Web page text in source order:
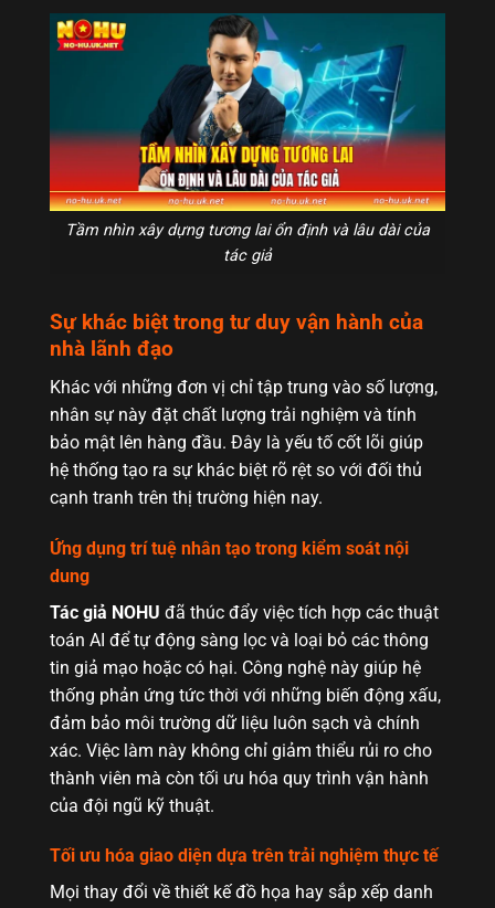
Tầm nhìn xây dựng tương lai ổn định và lâu dài của
tác giả
Sự khác biệt trong tư duy vận hành của
nhà lãnh đạo
Khác với những đơn vị chỉ tập trung vào số lượng,
nhân sự này đặt chất lượng trải nghiệm và tính
bảo mật lên hàng đầu. Đây là yếu tố cốt lõi giúp
hệ thống tạo ra sự khác biệt rõ rệt so với đối thủ
cạnh tranh trên thị trường hiện nay.
Ứng dụng trí tuệ nhân tạo trong kiểm soát nội
dung
Tác giả NOHU đã thúc đẩy việc tích hợp các thuật
toán AI để tự động sàng lọc và loại bỏ các thông
tin giả mạo hoặc có hại. Công nghệ này giúp hệ
thống phản ứng tức thời với những biến động xấu,
đảm bảo môi trường dữ liệu luôn sạch và chính
xác. Việc làm này không chỉ giảm thiểu rủi ro cho
thành viên mà còn tối ưu hóa quy trình vận hành
của đội ngũ kỹ thuật.
Tối ưu hóa giao diện dựa trên trải nghiệm thực tế
Mọi thay đổi về thiết kế đồ họa hay sắp xếp danh